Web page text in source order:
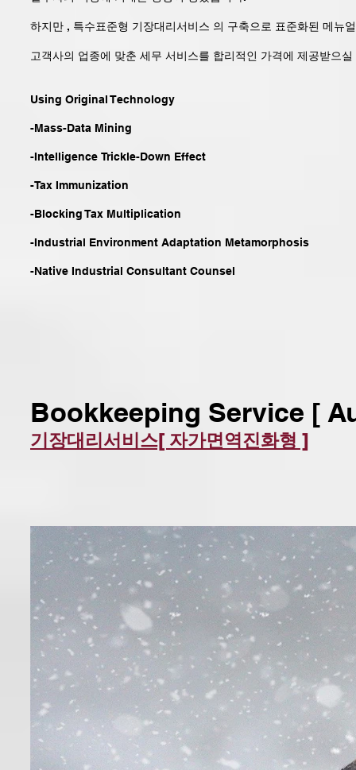
하지만 , 특수표준형 기장대리서비스 의 구축으로 표준화된 메뉴
고객사의 업종에 맞춘 세무 서비스를 합리적인 가격에 제공받으
Using Original Technology
-Mass-Data Mining
-Intelligence Trickle-Down Effect
-Tax Immunization
-Blocking Tax Multiplication
-Industrial Environment Adaptation Metamorphosis
-Native Industrial Consultant Counsel
Bookkeeping Service [
기장대리서비스[ 자가면역진화형 ]